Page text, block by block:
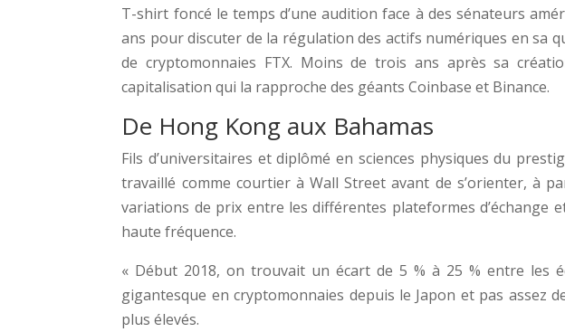
T-shirt foncé le temps d’une audition face à des sénateurs
ans pour discuter de la régulation des actifs numériques en sa
de cryptomonnaies FTX. Moins de trois ans après sa
capitalisation qui la rapproche des géants Coinbase et Binance.
De Hong Kong aux Bahamas
Fils d’universitaires et diplômé en sciences physiques du
travaillé comme courtier à Wall Street avant de s’orienter, à
variations de prix entre les différentes plateformes
haute fréquence.
« Début 2018, on trouvait un écart de 5 % à 25 % entre les
gigantesque en cryptomonnaies depuis le Japon et pas assez
plus élevés.